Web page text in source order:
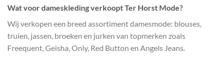
Wat voor dameskleding verkoopt Ter Horst Mode?
Wij verkopen een breed assortiment damesmode: blouses,
truien, jassen, broeken en jurken van topmerken zoals
Freequent, Geisha, Only, Red Button en Angels Jeans.